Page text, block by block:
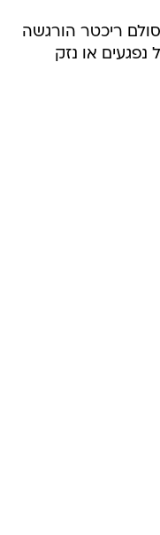
אדמה בעוצמה של 6.2 בסולם ריכטר הורגשה
נפגעים או נזק